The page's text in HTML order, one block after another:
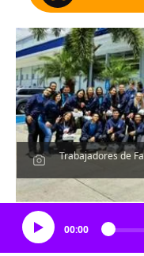
Trabajadores de
00:00